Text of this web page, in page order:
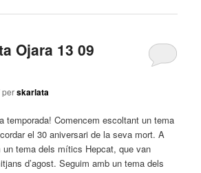
Ojara 13 09
perskarlata
temporada! Comencem escoltant un tema
el 30 aniversari de la seva mort. A
tema dels mítics Hepcat, que van
d’agost. Seguim amb un tema dels